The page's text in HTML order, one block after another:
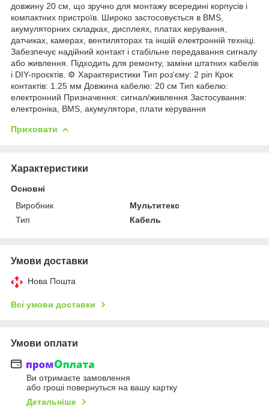
довжину 20 см, що зручно для монтажу всередині корпусів і
компактних пристроїв. Широко застосовується в BMS,
акумуляторних складках, дисплеях, платах керування,
датчиках, камерах, вентиляторах та іншій електронній техніці.
Забезпечує надійний контакт і стабільне передавання сигналу
або живлення. Підходить для ремонту, заміни штатних кабелів
і DIY-проєктів. ⚙️ Характеристики Тип роз'єму: 2 pin Крок
контактів: 1.25 мм Довжина кабелю: 20 см Тип кабелю:
електронний Призначення: сигнал/живлення Застосування:
електроніка, BMS, акумулятори, плати керування
Приховати
Характеристики
Основні
Виробник
Мультитекс
Тип
Кабель
Умови доставки
Нова Пошта
Всі умови доставки
Умови оплати
Ви отримаєте замовлення
або гроші повернуться на вашу картку
Детальніше